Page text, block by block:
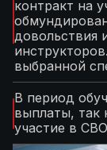
контракт на
довольствия
выбранной
В период
выплаты, так
участие в